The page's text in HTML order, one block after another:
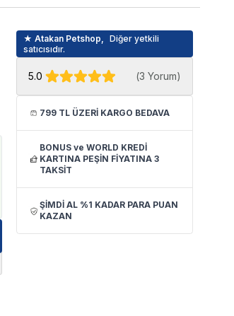
★ Atakan Petshop,
Diğer yetkili
satıcısıdır.
5.0 (3 Yorum)
799 TL ÜZERİ KARGO BEDAVA
BONUS ve WORLD KREDİ
KARTINA PEŞİN FİYATINA 3
TAKSİT
ŞİMDİ AL %1 KADAR PARA PUAN
KAZAN